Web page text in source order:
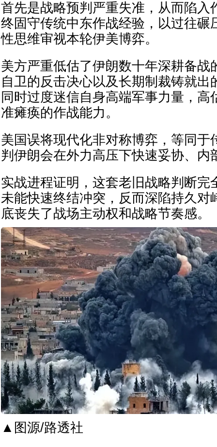
首先是战略预判严重失准，从而陷入
终固守传统中东作战经验，以过往碾
性思维审视本轮伊美博弈。
美方严重低估了伊朗数十年深耕备战
自卫的反击决心以及长期制裁铸就出
同时过度迷信自身高端军事力量，高
准瘫痪的作战能力。
美国误将现代化非对称博弈，等同于
判伊朗会在外力高压下快速妥协、内
实战进程证明，这套老旧战略判断完
未能快速终结冲突，反而深陷持久对
底丧失了战场主动权和战略节奏感。
▲图源/路透社